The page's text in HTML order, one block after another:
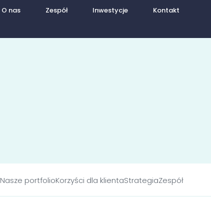
O nas Zespół Inwestycje Kontakt
Nasze portfolioKorzyści dla klientaStrategiaZespół